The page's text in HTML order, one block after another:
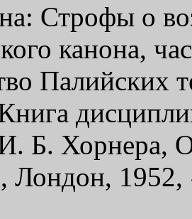
Строфы о
канона,
Палийских
Б. Хорнера,
Лондон, 1952,